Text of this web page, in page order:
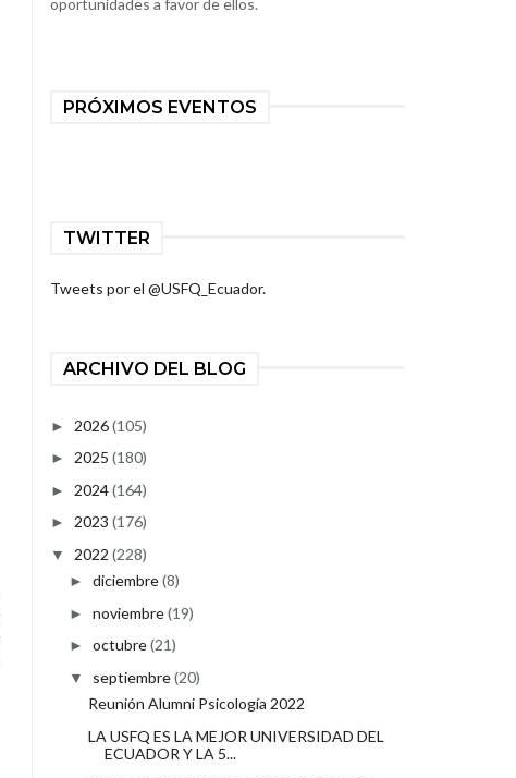
oportunidades a favor de ellos.
PRÓXIMOS EVENTOS
TWITTER
Tweets por el @USFQ_Ecuador.
ARCHIVO DEL BLOG
► 2026(105)
► 2025 (180)
► 2024(164)
► 2023 (176)
▼ 2022 (228)
► diciembre(8)
► noviembre(19)
► octubre(21)
▼ septiembre(20)
Reunión Alumni Psicología 2022
LA USFQ ES LA MEJOR UNIVERSIDAD DEL
ECUADOR Y LA 5...